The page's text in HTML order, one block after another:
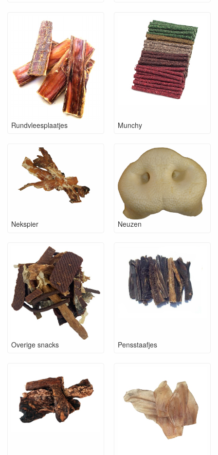
Rundvleesplaatjes Munchy
Nekspier Neuzen
Overige snacks Pensstaafjes